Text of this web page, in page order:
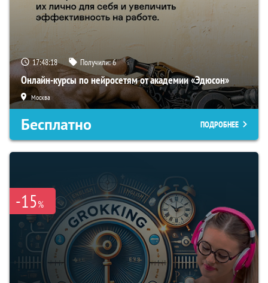
17:48:17 Получили:6
Онлайн-курсы по нейросетям от академии «Эдюсон»
Москва
Бесплатно ПОДРОБНЕЕ
-15%